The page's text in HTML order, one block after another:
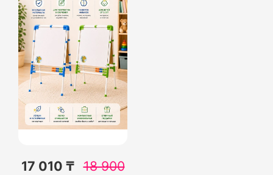
17 010 ₸ 18 900